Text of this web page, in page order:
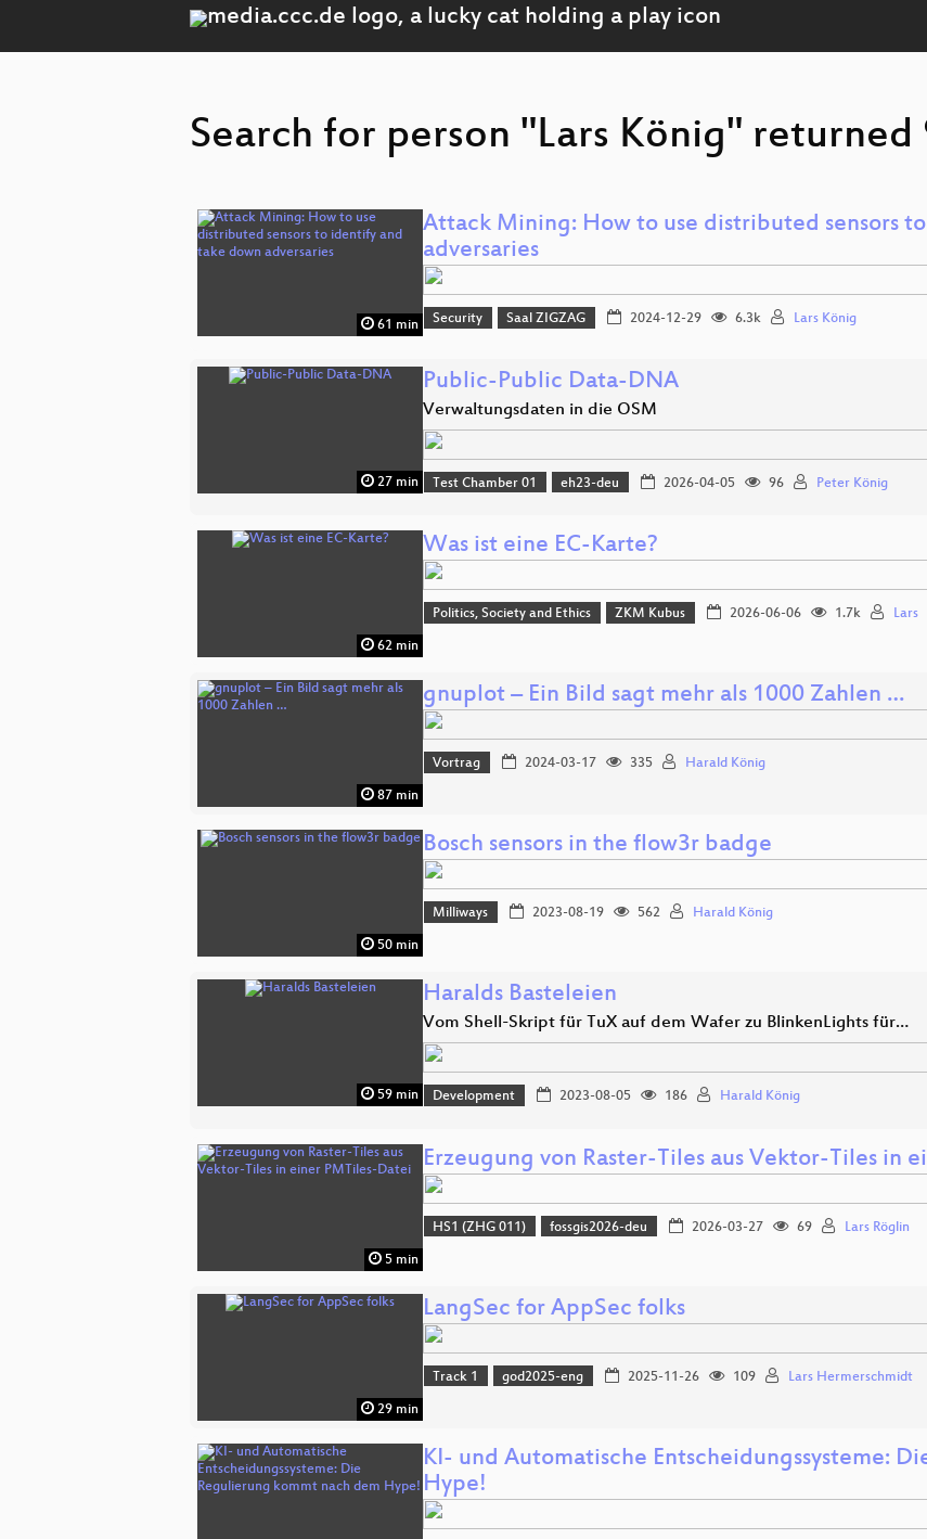
Search for person "Lars König" returned
61 min
Attack Mining: How to use distributed sensors
adversaries
Security Saal ZIGZAG 2024-12-29 6.3k Lars König
27 min
Public-Public Data-DNA
Verwaltungsdaten in die OSM
Test Chamber 01 eh23-deu 2026-04-05 96 Peter König
62 min
Was ist eine EC-Karte?
Politics, Society and Ethics ZKM Kubus 2026-06-06 1.7k Lars
87 min
gnuplot – Ein Bild sagt mehr als 1000 Zahlen …
Vortrag 2024-03-17 335 Harald König
50 min
Bosch sensors in the flow3r badge
Milliways 2023-08-19 562 Harald König
59 min
Haralds Basteleien
Vom Shell-Skript für TuX auf dem Wafer zu BlinkenLights für…
Development 2023-08-05 186 Harald König
5 min
Erzeugung von Raster-Tiles aus Vektor-Tiles in
HS1 (ZHG 011) fossgis2026-deu 2026-03-27 69 Lars Röglin
29 min
LangSec for AppSec folks
Track 1 god2025-eng 2025-11-26 109 Lars Hermerschmidt
KI- und Automatische Entscheidungssysteme:
Hype!